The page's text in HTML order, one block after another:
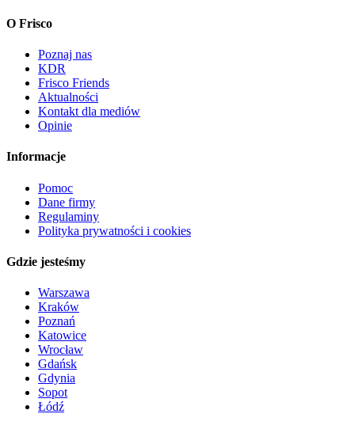
O Frisco
Poznaj nas
KDR
Frisco Friends
Aktualności
Kontakt dla mediów
Opinie
Informacje
Pomoc
Dane firmy
Regulaminy
Polityka prywatności i cookies
Gdzie jesteśmy
Warszawa
Kraków
Poznań
Katowice
Wrocław
Gdańsk
Gdynia
Sopot
Łódź